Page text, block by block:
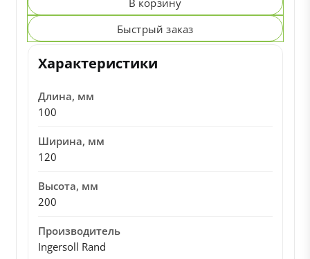
В корзину
Быстрый заказ
Характеристики
Длина, мм
100
Ширина, мм
120
Высота, мм
200
Производитель
Ingersoll Rand